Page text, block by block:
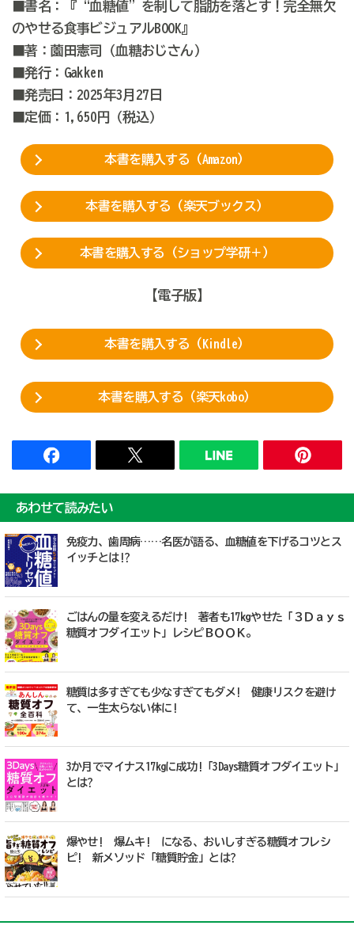
■書名：『“血糖値”を制して脂肪を落とす！完全無欠
のやせる食事ビジュアルBOOK』
■著：薗田憲司（血糖おじさん）
■発行：Gakken
■発売日：2025年3月27日
定価：1,650円（税込）
本書を購入する（Amazon）
本書を購入する（楽天ブックス）
本書を購入する（ショップ学研＋）
【電子版】
本書を購入する（Kindle）
本書を購入する（楽天kobo）
あわせて読みたい
免疫力、歯周病……名医が語る、血糖値を下げるコツとス
イッチとは!?
ごはんの量を変えるだけ! 著者も17㎏やせた「３Ｄａｙｓ
糖質オフダイエット」レシピＢＯＯＫ。
糖質は多すぎても少なすぎてもダメ! 健康リスクを避け
て、一生太らない体に!
3か月でマイナス17kgに成功!「3Days糖質オフダイエット」
とは?
爆やせ! 爆ムキ! になる、おいしすぎる糖質オフレシ
ピ! 新メソッド「糖質貯金」とは?